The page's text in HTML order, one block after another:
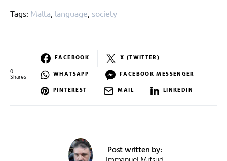
Tags: Malta language society
0
Shares
FACEBOOK
X (TWITTER)
WHATSAPP
FACEBOOK MESSENGER
PINTEREST
MAIL LINKEDIN
Post written by: